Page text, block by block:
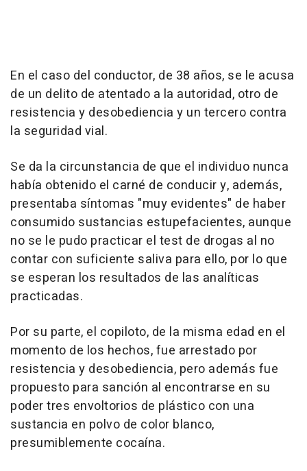
En el caso del conductor, de 38 años, se le acusa
de un delito de atentado a la autoridad, otro de
resistencia y desobediencia y un tercero contra
la seguridad vial.
Se da la circunstancia de que el individuo nunca
había obtenido el carné de conducir y, además,
presentaba síntomas "muy evidentes" de haber
consumido sustancias estupefacientes, aunque
no se le pudo practicar el test de drogas al no
contar con suficiente saliva para ello, por lo que
se esperan los resultados de las analíticas
practicadas.
Por su parte, el copiloto, de la misma edad en el
momento de los hechos, fue arrestado por
resistencia y desobediencia, pero además fue
propuesto para sanción al encontrarse en su
poder tres envoltorios de plástico con una
sustancia en polvo de color blanco,
presumiblemente cocaína.